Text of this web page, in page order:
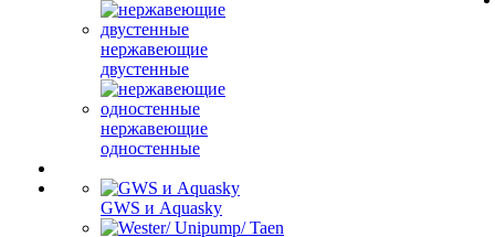
нержавеющие
двустенные
нержавеющие
одностенные
GWS и Aquasky